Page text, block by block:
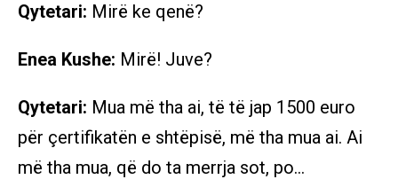
Qytetari: Mirë ke qenë?
Enea Kushe: Mirë! Juve?
Qytetari: Mua më tha ai, të të jap 1500 euro
për çertifikatën e shtëpisë, më tha mua ai. Ai
më tha mua, që do ta merrja sot, po…